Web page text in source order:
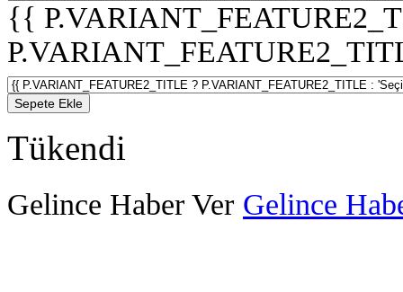
{{
Sepete Ekle
Tükendi
Gelince Haber Ver Gelince